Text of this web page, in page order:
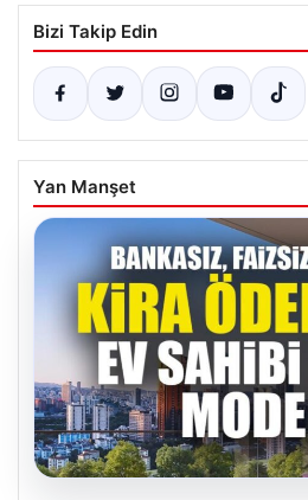
Bizi Takip Edin
Yan Manşet